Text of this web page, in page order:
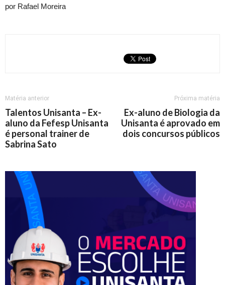
por Rafael Moreira
Matéria anterior
Talentos Unisanta – Ex-
aluno da Fefesp Unisanta
é personal trainer de
Sabrina Sato
Próxima matéria
Ex-aluno de Biologia da
Unisanta é aprovado em
dois concursos públicos